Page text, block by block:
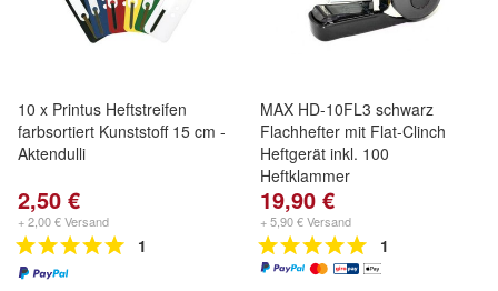
10 x Printus Heftstreifen
farbsortiert Kunststoff 15 cm -
Aktendulli
2,50 €
+ 2,00 € Versand
1
MAX HD-10FL3 schwarz
Flachhefter mit Flat-Clinch
Heftgerät inkl. 100
Heftklammer
19,90 €
+ 5,90 € Versand
1